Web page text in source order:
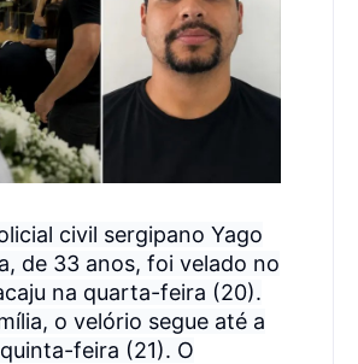
civil sergipano Yago
de 33 anos, foi velado no
na quarta-feira (20).
o velório segue até a
feira (21). O